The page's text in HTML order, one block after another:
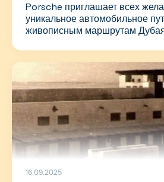
Porsche приглашает всех
уникальное автомобильное
живописным маршрутам
16.09.2025